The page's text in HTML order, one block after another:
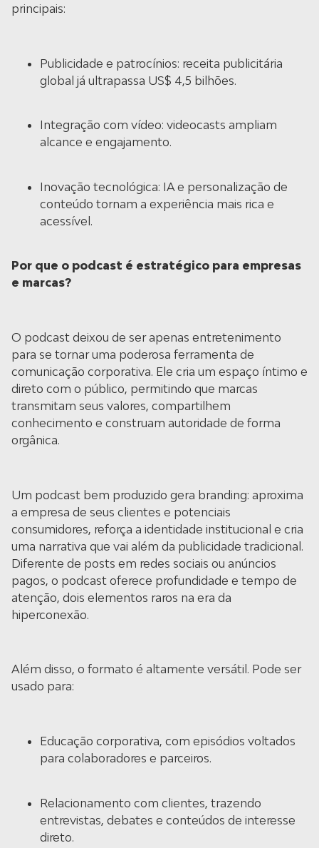
principais:
Publicidade e patrocínios: receita publicitária
global já ultrapassa US$ 4,5 bilhões.
Integração com vídeo: videocasts ampliam
alcance e engajamento.
Inovação tecnológica: IA e personalização de
conteúdo tornam a experiência mais rica e
acessível.
Por que o podcast é estratégico para empresas
e marcas?
O podcast deixou de ser apenas entretenimento
para se tornar uma poderosa ferramenta de
comunicação corporativa. Ele cria um espaço íntimo e
direto com o público, permitindo que marcas
transmitam seus valores, compartilhem
conhecimento e construam autoridade de forma
orgânica.
Um podcast bem produzido gera branding: aproxima
a empresa de seus clientes e potenciais
consumidores, reforça a identidade institucional e cria
uma narrativa que vai além da publicidade tradicional.
Diferente de posts em redes sociais ou anúncios
pagos, o podcast oferece profundidade e tempo de
atenção, dois elementos raros na era da
hiperconexão.
Além disso, o formato é altamente versátil. Pode ser
usado para:
Educação corporativa, com episódios voltados
para colaboradores e parceiros.
Relacionamento com clientes, trazendo
entrevistas, debates e conteúdos de interesse
direto.